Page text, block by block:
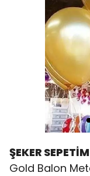
ŞEKER SEPETİM
Gold Balon